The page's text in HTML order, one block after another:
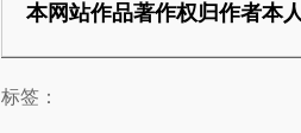
本网站作品著作权归作者本
标签：